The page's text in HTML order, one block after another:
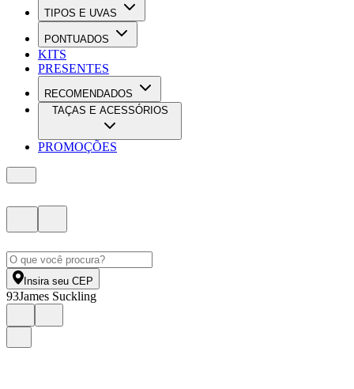
TIPOS E UVAS
PONTUADOS
KITS
PRESENTES
RECOMENDADOS
TAÇAS E ACESSÓRIOS
PROMOÇÕES
Insira seu CEP
93James Suckling